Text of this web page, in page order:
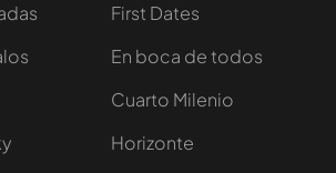
First Dates
En boca de todos
Cuarto Milenio
Horizonte